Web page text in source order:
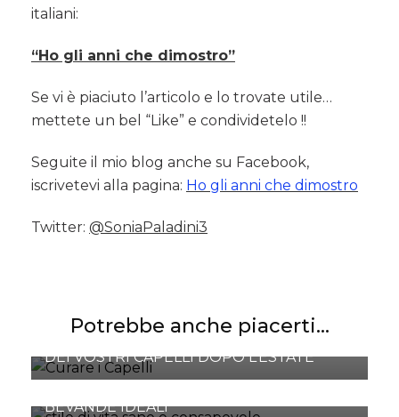
italiani:
“Ho gli anni che dimostro”
Se vi è piaciuto l’articolo e lo trovate utile…
mettete un bel “Like” e condividetelo !!
Seguite il mio blog anche su Facebook,
iscrivetevi alla pagina: Ho gli anni che dimostro
Twitter: @SoniaPaladini3
Potrebbe anche piacerti...
I SEGRETI PER LA CURA E LA BELLEZZA
DEI VOSTRI CAPELLI DOPO L’ESTATE
WINTER DIET, COME MANTENERSI IN
BEVANDE IDEALI